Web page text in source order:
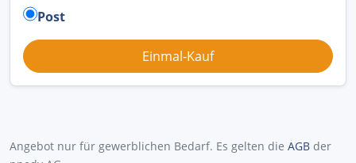
Post
Angebot nur für gewerblichen Bedarf. Es gelten die AGB der